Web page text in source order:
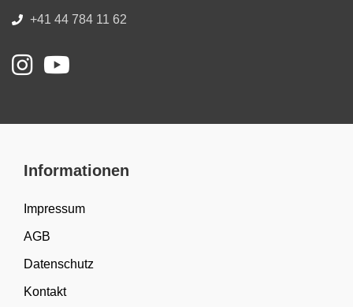
+41 44 784 11 62
Informationen
Impressum
AGB
Datenschutz
Kontakt